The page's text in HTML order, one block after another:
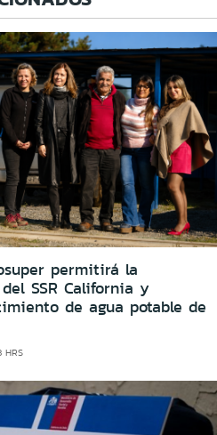
permitirá la
SSR California y
de agua potable de
HRS